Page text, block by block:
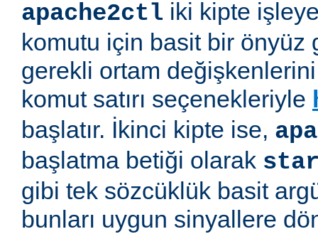
apache2ctl iki kipte
komutu için basit bir önyüz
gerekli ortam
komut satırı seçenekleriyle
başlatır. İkinci kipte ise,
başlatma betiği olarak
gibi tek sözcüklük basit
bunları uygun sinyallere